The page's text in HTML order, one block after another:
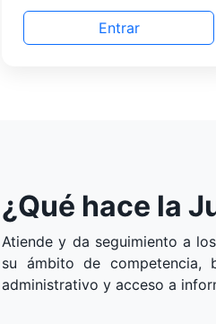
Entrar
¿Qué hace la
Atiende y da seguimiento a
su ámbito de competencia,
administrativo y acceso a